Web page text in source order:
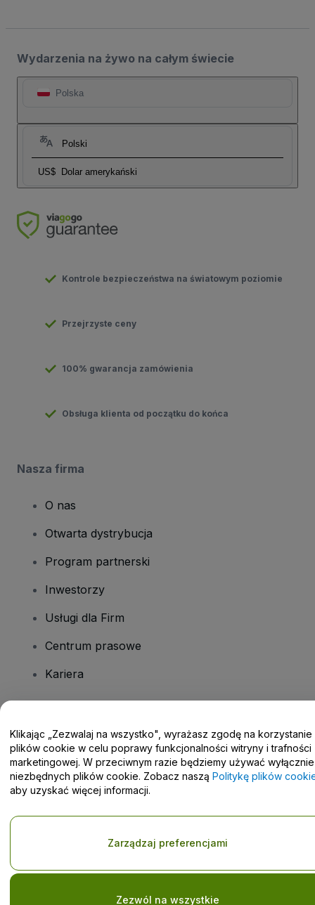
Wydarzenia na żywo na całym świecie
Polska
Polski
US$ Dolar amerykański
Kontrole bezpieczeństwa na światowym poziomie
Przejrzyste ceny
100% gwarancja zamówienia
Obsługa klienta od początku do końca
Nasza firma
O nas
Otwarta dystrybucja
Program partnerski
Inwestorzy
Usługi dla Firm
Centrum prasowe
Kariera
Centrum pomocy / Skontaktuj się z nami
Prawa autorskie © viagogo GmbH 2026 Informacje dotyczące
Korzystanie z tej strony internetowej oznacza akceptację
cookieiPolityki prywatności w przypadku urządzeń mobilnych
Klikając „Zezwalaj na wszystko", wyrażasz zgodę na korzystanie
plików cookie w celu poprawy funkcjonalności witryny i trafności
marketingowej. W przeciwnym razie będziemy używać wyłącznie
niezbędnych plików cookie. Zobacz naszą Politykę plików
aby uzyskać więcej informacji.
Zezwól na wszystkie
Zarządzaj preferencjami